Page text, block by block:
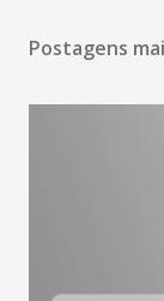
de negócios do
LinkedIn,
A nova edição
e consistência
liderança e
mundo fala
sempre existiu
Postagens